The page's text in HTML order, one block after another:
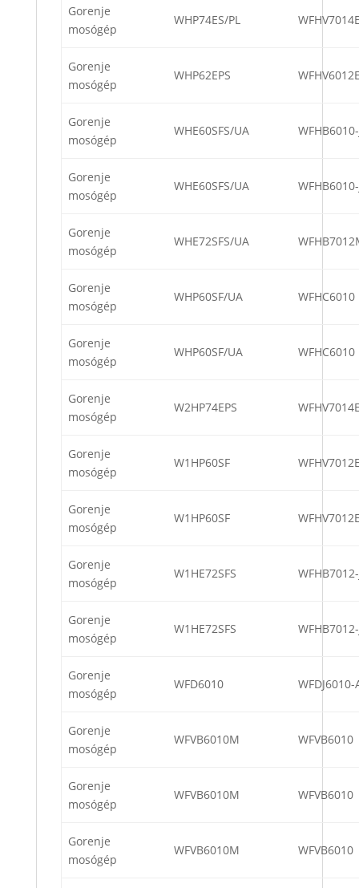
Gorenje
mosógép
WHP74ES/PL
Gorenje
mosógép
WHP62EPS
Gorenje
mosógép
WHE60SFS/UA
Gorenje
mosógép
WHE60SFS/UA
Gorenje
mosógép
WHE72SFS/UA
Gorenje
mosógép
WHP60SF/UA WFHC6010
Gorenje
mosógép
WHP60SF/UA WFHC6010
Gorenje
mosógép
W2HP74EPS
Gorenje
mosógép
W1HP60SF
Gorenje
mosógép
W1HP60SF
Gorenje
mosógép
W1HE72SFS
Gorenje
mosógép
W1HE72SFS
Gorenje
mosógép
WFD6010
Gorenje
mosógép
WFVB6010M WFVB6010
Gorenje
mosógép
WFVB6010M WFVB6010
Gorenje
mosógép
WFVB6010M WFVB6010